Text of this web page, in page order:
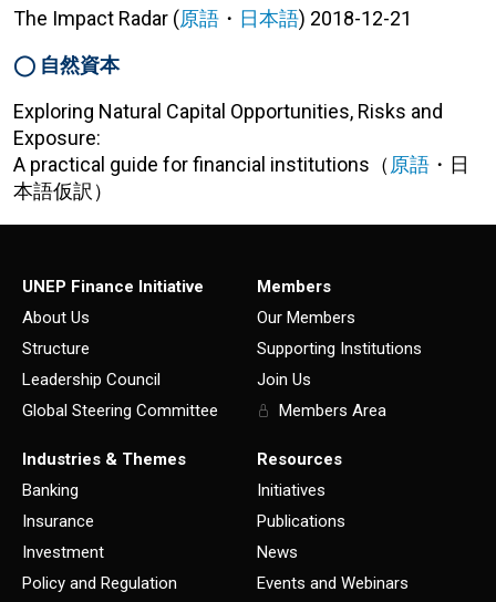
The Impact Radar (原語 ・ 日本語) 2018-12-21
◯ 自然資本
Exploring Natural Capital Opportunities, Risks and
Exposure:
A practical guide for financial institutions（ 原語 ・日
本語仮訳）
UNEP Finance Initiative
About Us
Structure
Leadership Council
Global Steering Committee
Members
Our Members
Supporting Institutions
Join Us
Members Area
Industries & Themes
Banking
Insurance
Investment
Policy and Regulation
Resources
Initiatives
Publications
News
Events and Webinars